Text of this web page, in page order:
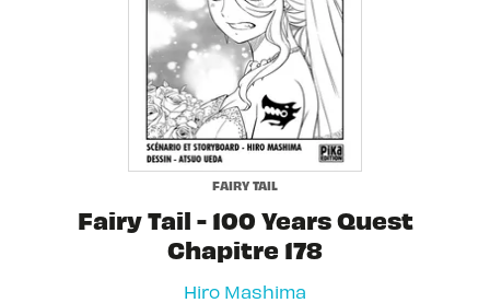
FAIRY TAIL
Fairy Tail - 100 Years Quest
Chapitre 178
Hiro Mashima